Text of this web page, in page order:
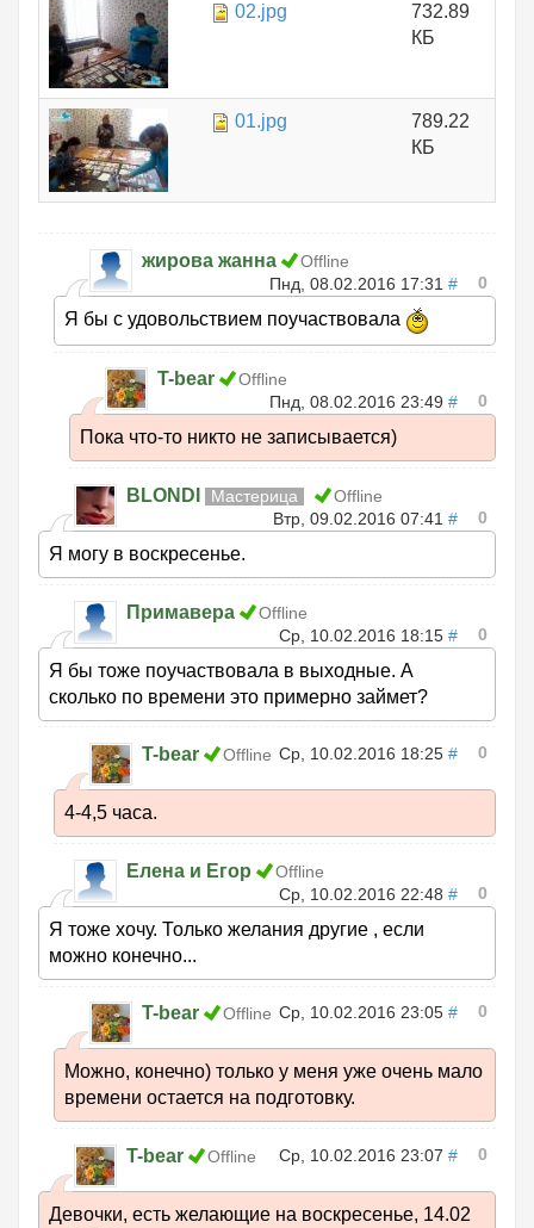
02.jpg
732.89
КБ
01.jpg
789.22
КБ
жирова жанна
Offline
Пнд, 08.02.2016 17:31 # 0
Я бы с удовольствием поучаствовала
T-bear
Offline
Пнд, 08.02.2016 23:49 # 0
Пока что-то никто не записывается)
BLONDI Мастерица
Offline
Втр, 09.02.2016 07:41 # 0
Я могу в воскресенье.
Примавера
Offline
Ср, 10.02.2016 18:15 # 0
Я бы тоже поучаствовала в выходные. А
сколько по времени это примерно займет?
T-bear Offline Ср, 10.02.2016 18:25 # 0
4-4,5 часа.
Елена и Егор
Offline
Ср, 10.02.2016 22:48 # 0
Я тоже хочу. Только желания другие , если
можно конечно...
T-bear Offline Ср, 10.02.2016 23:05 # 0
Можно, конечно) только у меня уже очень мало
времени остается на подготовку.
T-bear Offline Ср, 10.02.2016 23:07 # 0
Девочки, есть желающие на воскресенье, 14.02